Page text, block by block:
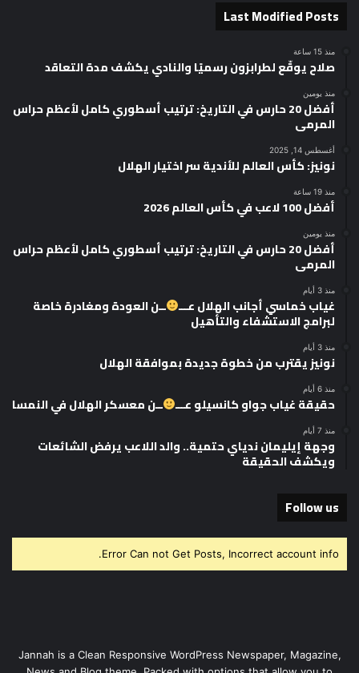
Last Modified Posts
منذ 15 ساعة
صلاح يوقّع لطرابزون رسميًا والنادي يكشف مدة التعاقد
منذ يومين
أفضل 20 حارس في التاريخ: ترتيب أسطوري كامل لأعظم حراس
المرمى
أغسطس 14, 2025
نونيز: كأس العالم للأندية سر اختيار الهلال
منذ 19 ساعة
أفضل 100 لاعب في كأس العالم 2026
منذ يومين
أفضل 20 حارس في التاريخ: ترتيب أسطوري كامل لأعظم حراس
المرمى
منذ 3 أيام
غياب خماسي أجانب الهلال عـــ ــن العودة ومغادرة خاصة
لبرامج الاستشفاء والتأهيل
منذ 3 أيام
نونيز يقترب من خطوة جديدة بموافقة الهلال
منذ 6 أيام
حقيقة غياب جواو كانسيلو عـــ ــن معسكر الهلال في النمسا
منذ 7 أيام
وجهة إيليمان ندياي حتمية.. والد اللاعب يرفض الشائعات
ويكشف الحقيقة
Follow us
Error Can not Get Posts, Incorrect account info.
Jannah is a Clean Responsive WordPress Newspaper, Magazine,